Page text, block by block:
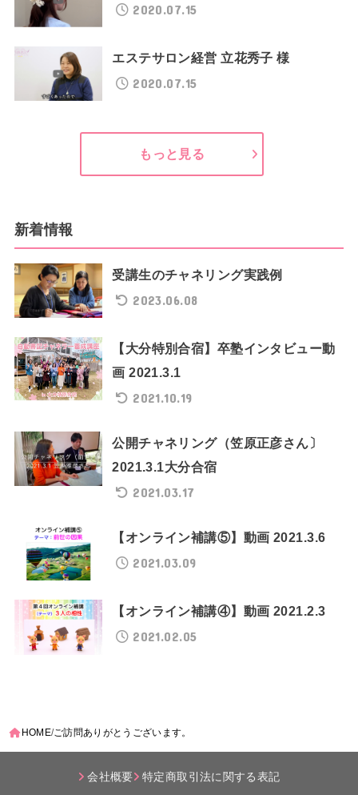
2020.07.15
エステサロン経営 立花秀子 様
2020.07.15
もっと見る
新着情報
受講生のチャネリング実践例
2023.06.08
【大分特別合宿】卒塾インタビュー動
画 2021.3.1
2021.10.19
公開チャネリング（笠原正彦さん〕
2021.3.1大分合宿
2021.03.17
【オンライン補講⑤】動画 2021.3.6
2021.03.09
【オンライン補講④】動画 2021.2.3
2021.02.05
HOME ご訪問ありがとうございます。
会社概要 特定商取引法に関する表記